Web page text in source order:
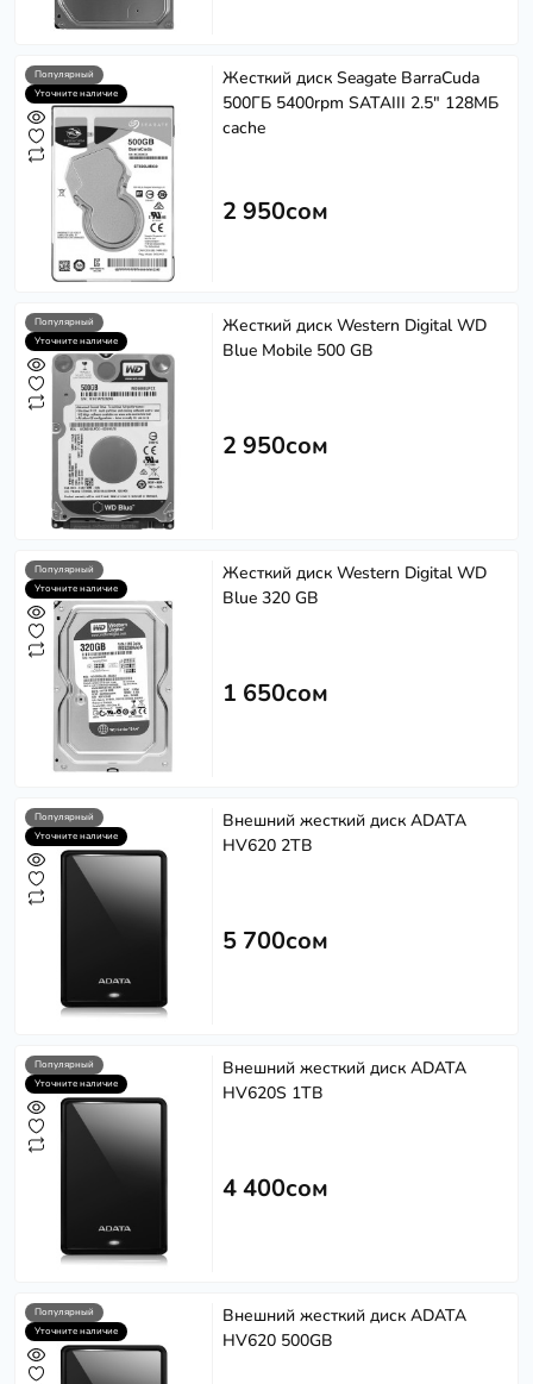
Популярный
Уточните наличие
Жесткий диск Seagate BarraCuda
500ГБ 5400rpm SATAIII 2.5" 128МБ
cache
2 950сом
Популярный
Уточните наличие
Жесткий диск Western Digital WD
Blue Mobile 500 GB
2 950сом
Популярный
Уточните наличие
Жесткий диск Western Digital WD
Blue 320 GB
1 650сом
Популярный
Уточните наличие
Внешний жесткий диск ADATA
HV620 2TB
5 700сом
Популярный
Уточните наличие
Внешний жесткий диск ADATA
HV620S 1TB
4 400сом
Популярный
Уточните наличие
Внешний жесткий диск ADATA
HV620 500GB